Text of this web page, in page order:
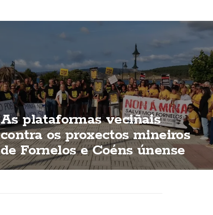
As plataformas veciñais
contra os proxectos mineiros
de Fornelos e Coéns únense
en Laxe